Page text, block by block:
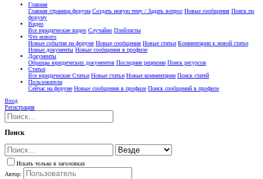
Главная
Главная страница форума Создать новую тему / Задать вопрос Новые сообщения Поиск по
форуму
Видео
Все юридические видео Случайно Плейлисты
Что нового
Новые события на форуме Новые сообщения Новые статьи Комментарии к новой статье
Новые документы Новые сообщения в профиле
Документы
Образцы юридических документов Последние рецензии Поиск ресурсов
Статьи
Все юридические Статьи Новые статьи Новые комментарии Поиск статей
Пользователи
Сейчас на форуме Новые сообщения в профиле Поиск сообщений в профиле
Вход
Регистрация
Поиск
Искать только в заголовках
Автор: